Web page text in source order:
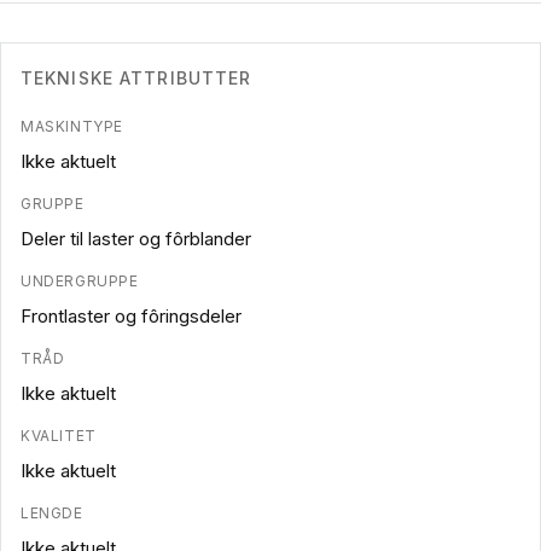
TEKNISKE ATTRIBUTTER
MASKINTYPE
Ikke aktuelt
GRUPPE
Deler til laster og fôrblander
UNDERGRUPPE
Frontlaster og fôringsdeler
TRÅD
Ikke aktuelt
KVALITET
Ikke aktuelt
LENGDE